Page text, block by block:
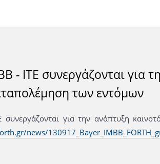
- ΙΤΕ συνεργάζονται για
των εντόμων
για την ανάπτυξη
news/